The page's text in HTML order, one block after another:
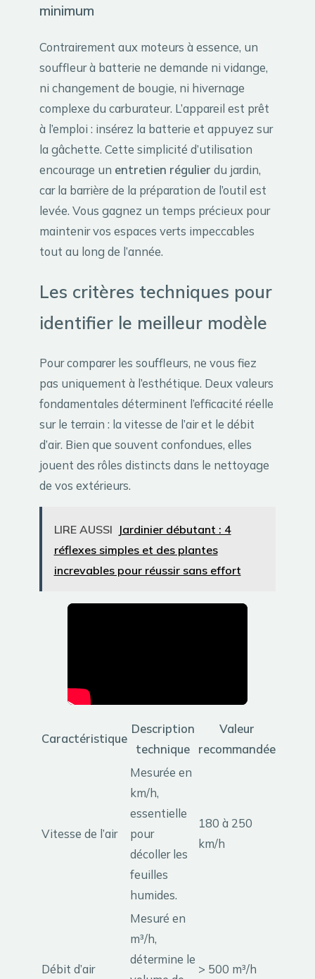
minimum
Contrairement aux moteurs à essence, un
souffleur à batterie ne demande ni vidange,
ni changement de bougie, ni hivernage
complexe du carburateur. L’appareil est prêt
à l’emploi : insérez la batterie et appuyez sur
la gâchette. Cette simplicité d’utilisation
encourage un entretien régulier du jardin,
car la barrière de la préparation de l’outil est
levée. Vous gagnez un temps précieux pour
maintenir vos espaces verts impeccables
tout au long de l’année.
Les critères techniques pour
identifier le meilleur modèle
Pour comparer les souffleurs, ne vous fiez
pas uniquement à l’esthétique. Deux valeurs
fondamentales déterminent l’efficacité réelle
sur le terrain : la vitesse de l’air et le débit
d’air. Bien que souvent confondues, elles
jouent des rôles distincts dans le nettoyage
de vos extérieurs.
LIRE AUSSI Jardinier débutant : 4
réflexes simples et des plantes
increvables pour réussir sans effort
Caractéristique
Description
technique
Valeur
recommandée
Vitesse de l’air
Mesurée en
km/h,
essentielle
pour
décoller les
feuilles
humides.
180 à 250
km/h
Débit d’air
Mesuré en
m³/h,
détermine le
> 500 m³/h